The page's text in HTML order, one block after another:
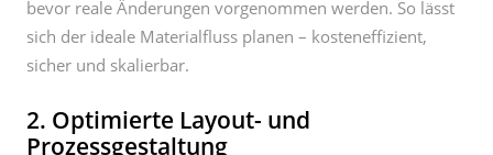
2. Optimierte Layout- und
Prozessgestaltung
Das physische Layout der Produktionsflächen hat einen
entscheidenden Einfluss auf den Transportaufwand. Ein